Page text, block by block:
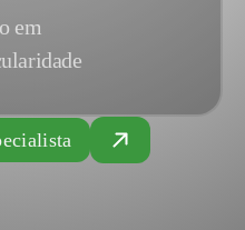
em